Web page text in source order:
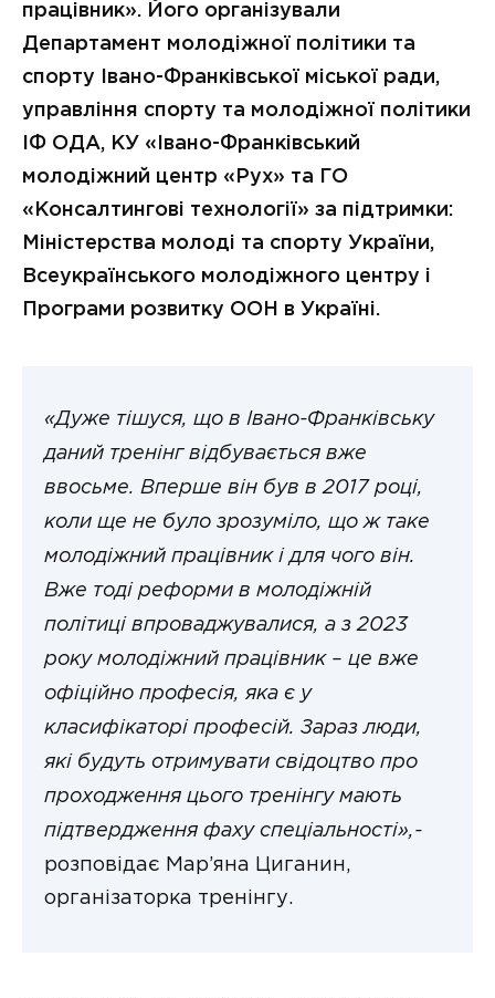
працівник». Його організували
Департамент молодіжної політики та
спорту Івано-Франківської міської ради,
управління спорту та молодіжної політики
ІФ ОДА, КУ «Івано-Франківський
молодіжний центр «Рух» та ГО
«Консалтингові технології» за підтримки:
Міністерства молоді та спорту України,
Всеукраїнського молодіжного центру і
Програми розвитку ООН в Україні.
«Дуже тішуся, що в Івано-Франківську
даний тренінг відбувається вже
ввосьме. Вперше він був в 2017 році,
коли ще не було зрозуміло, що ж таке
молодіжний працівник і для чого він.
Вже тоді реформи в молодіжній
політиці впроваджувалися, а з 2023
року молодіжний працівник – це вже
офіційно професія, яка є у
класифікаторі професій. Зараз люди,
які будуть отримувати свідоцтво про
проходження цього тренінгу мають
підтвердження фаху спеціальності»,-
розповідає Мар’яна Циганин,
організаторка тренінгу.